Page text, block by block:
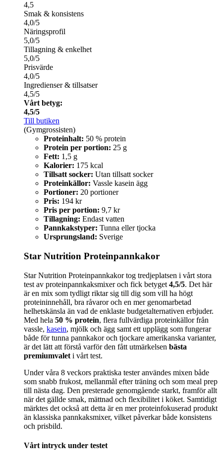
4,5
Smak & konsistens
4,0/5
Näringsprofil
5,0/5
Tillagning & enkelhet
5,0/5
Prisvärde
4,0/5
Ingredienser & tillsatser
4,5/5
Vårt betyg:
4,5/5
Till butiken
(Gymgrossisten)
Proteinhalt: 50 % protein
Protein per portion: 25 g
Fett: 1,5 g
Kalorier: 175 kcal
Tillsatt socker: Utan tillsatt socker
Proteinkällor: Vassle kasein ägg
Portioner: 20 portioner
Pris: 194 kr
Pris per portion: 9,7 kr
Tillagning: Endast vatten
Pannkakstyper: Tunna eller tjocka
Ursprungsland: Sverige
Star Nutrition Proteinpannkakor
Star Nutrition Proteinpannkakor tog tredjeplatsen i vårt stora
test av proteinpannkaksmixer och fick betyget 4,5/5. Det här
är en mix som tydligt riktar sig till dig som vill ha högt
proteininnehåll, bra råvaror och en mer genomarbetad
helhetskänsla än vad de enklaste budgetalternativen erbjuder.
Med hela 50 % protein, flera fullvärdiga proteinkällor från
vassle, kasein, mjölk och ägg samt ett upplägg som fungerar
både för tunna pannkakor och tjockare amerikanska varianter,
är det lätt att förstå varför den fått utmärkelsen bästa
premiumvalet i vårt test.
Under våra 8 veckors praktiska tester användes mixen både
som snabb frukost, mellanmål efter träning och som meal prep
till nästa dag. Den presterade genomgående starkt, framför allt
när det gällde smak, mättnad och flexibilitet i köket. Samtidigt
märktes det också att detta är en mer proteinfokuserad produkt
än klassiska pannkaksmixer, vilket påverkar både konsistens
och prisbild.
Vårt intryck under testet